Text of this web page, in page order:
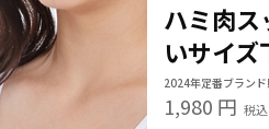
ハミ肉
いサイズ
2024年定番ブラン
1,980 円 税込